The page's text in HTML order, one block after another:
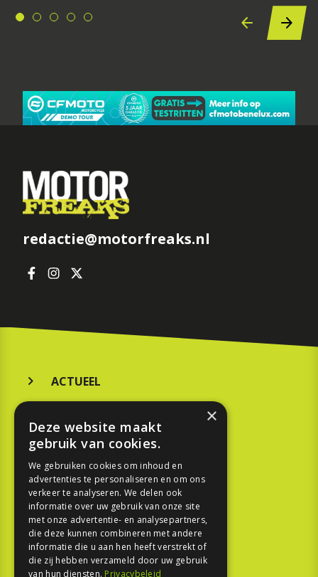
redactie@motorfreaks.nl
ACTUEEL
KOOPGIDS
TESTEN
SPORT
REPORTAGE
TOUREN
×
Deze website maakt
gebruik van cookies.
We gebruiken cookies om inhoud en
advertenties te personaliseren en om ons
verkeer te analyseren. We delen ook
informatie over uw gebruik van onze site
met onze advertentie- en analysepartners,
die deze kunnen combineren met andere
informatie die u aan hen heeft verstrekt of
die zij hebben verzameld door uw gebruik
van hun diensten. Privacybeleid